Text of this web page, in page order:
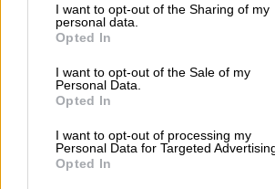
not limited to your visit or usage behaviour.
grant or deny consent to Google and its
use your data for below specified
consent section.
I want to opt-out of the Sharing of my
personal data.
Opted In
I want to opt-out of the Sale of my
Personal Data.
Opted In
I want to opt-out of processing my
Personal Data for Targeted
Opted In
ΠΕΜΕΤΕ εξετάζει νέες
αγορές, με την Ασία να
ασιατική ήπειρος λόγω της
της δυναμικής μπορεί να
μεσοπρόθεσμα μια σημαντική
Ωστόσο, για να επιτευχθεί
διείσδυση απαιτείται